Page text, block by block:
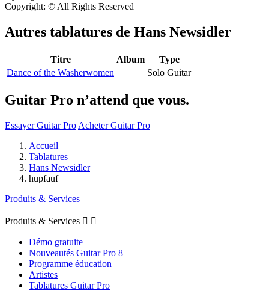
Copyright: © All Rights Reserved
Autres tablatures de Hans Newsidler
Titre Album
Type
Dance of the Washerwomen
Solo Guitar
Guitar Pro n’attend que vous.
Essayer Guitar Pro Acheter Guitar Pro
Accueil
Tablatures
Hans Newsidler
hupfauf
Produits & Services
Produits & Services  
Démo gratuite
Nouveautés Guitar Pro 8
Programme éducation
Artistes
Tablatures Guitar Pro